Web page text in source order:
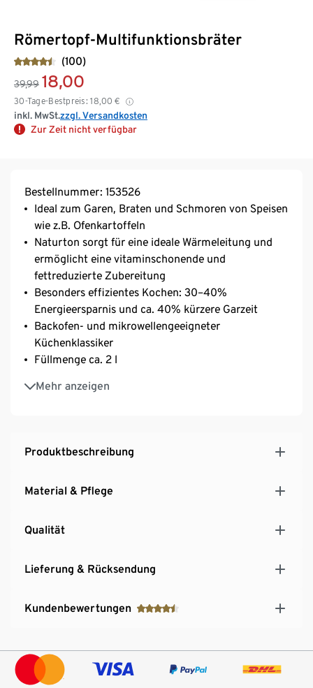
Römertopf-Multifunktionsbräter
(100)
39,99 18,00
30-Tage-Bestpreis: 18,00 €
inkl. MwSt.zzgl. Versandkosten
Zur Zeit nicht verfügbar
Bestellnummer: 153526
Ideal zum Garen, Braten und Schmoren von Speisen
wie z.B. Ofenkartoffeln
Naturton sorgt für eine ideale Wärmeleitung und
ermöglicht eine vitaminschonende und
fettreduzierte Zubereitung
Besonders effizientes Kochen: 30–40%
Energieersparnis und ca. 40% kürzere Garzeit
Backofen- und mikrowellengeeigneter
Küchenklassiker
Füllmenge ca. 2 l
Mehr anzeigen
Für bis zu 4 Personen
Produktbeschreibung
Material & Pflege
Qualität
Lieferung & Rücksendung
Kundenbewertungen